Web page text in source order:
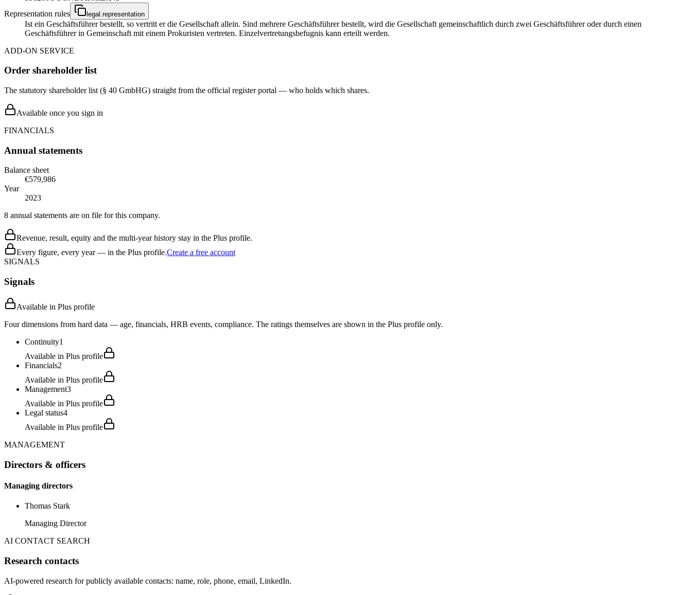
Representation rules
legal.representation
Ist ein Geschäftsführer bestellt, so vertritt er die Gesellschaft allein. Sind mehrere Geschäftsführer bestellt, wird die Gesellschaft gemeinschaftlich durch zwei Geschäftsführer oder durch einen
Geschäftsführer in Gemeinschaft mit einem Prokuristen vertreten. Einzelvertretungsbefugnis kann erteilt werden.
ADD-ON SERVICE
Order shareholder list
The statutory shareholder list (§ 40 GmbHG) straight from the official register portal — who holds which shares.
Available once you sign in
FINANCIALS
Annual statements
Balance sheet
€579,986
Year
2023
8 annual statements are on file for this company.
Revenue, result, equity and the multi-year history stay in the Plus profile.
Every figure, every year — in the Plus profile.Create a free account
SIGNALS
Signals
Available in Plus profile
Four dimensions from hard data — age, financials, HRB events, compliance. The ratings themselves are shown in the Plus profile only.
Continuity1
Available in Plus profile
Financials2
Available in Plus profile
Management3
Available in Plus profile
Legal status4
Available in Plus profile
MANAGEMENT
Directors & officers
Managing directors
Thomas Stark
Managing Director
AI CONTACT SEARCH
Research contacts
AI-powered research for publicly available contacts: name, role, phone, email, LinkedIn.